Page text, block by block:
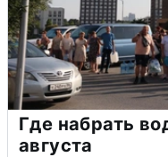
Где набрать
августа